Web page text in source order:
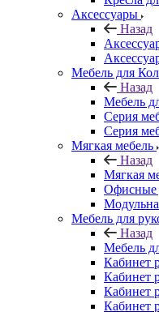
Аксессуары
Назад
Мебель для
Назад
Мебель
Серия
Серия
Мягкая мебель
Назад
Мягкая
Офисные
Мебель для
Назад
Мебель
Кабинет
Кабинет
Кабинет
Кабинет